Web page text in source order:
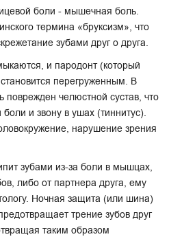
боли - мышечная боль.
термина «бруксизм», что
зубами друг о друга.
и пародонт (который
перегруженным. В
челюстной сустав, что
и звону в ушах (тиннитус).
нарушение зрения
зубами из-за боли в мышцах,
либо от партнера друга, ему
Ночная защита (или шина)
трение зубов друг
таким образом